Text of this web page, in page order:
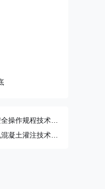
作规程技术交底
土灌注技术交底